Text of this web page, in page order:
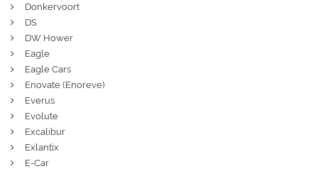
Donkervoort
DS
DW Hower
Eagle
Eagle Cars
Enovate (Enoreve)
Everus
Evolute
Excalibur
Exlantix
E-Car